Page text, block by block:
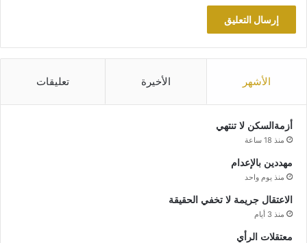
الأشهر الأخيرة تعليقات
أزمةالسكن لا تنتهي
منذ 18 ساعة
مهددين بالإعدام
منذ يوم واحد
الاعتقال جريمة لا تخفي الحقيقة
منذ 3 أيام
معتقلات الرأي